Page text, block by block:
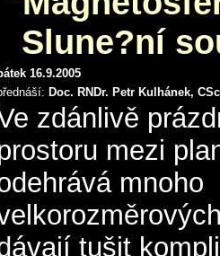
Slune?ní
16.9.2005
Doc. RNDr. Petr Kulhánek,
zdánlivě
mezi
mnoho
tušit